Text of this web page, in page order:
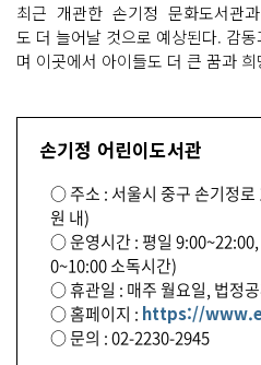
최근 개관한 손기정 문화도서관
도 더 늘어날 것으로 예상된다. 감
며 이곳에서 아이들도 더 큰 꿈과
손기정 어린이도서관
○ 주소 : 서울시 중구 손기정
원 내)
○ 운영시간 : 평일
0~10:00 소독시간)
○ 휴관일 : 매주 월요일, 법정
○ 홈페이지 : https://
○ 문의 : 02-2230-2945